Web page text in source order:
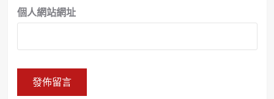
個人網站網址